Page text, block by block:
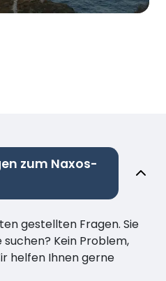
zum Naxos-
gestellten Fragen. Sie
Kein Problem,
helfen Ihnen gerne